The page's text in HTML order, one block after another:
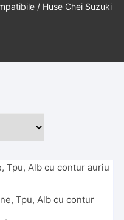
/ Huse Chei Suzuki
Tpu, Alb cu contur